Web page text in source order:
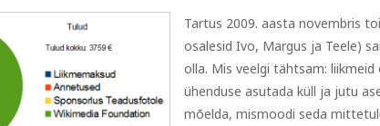
Tartus 2009. aasta novembris
osalesid Ivo, Margus ja Teele)
olla. Mis veelgi tähtsam:
ühenduse asutada küll ja jutu
mõelda, mismoodi seda